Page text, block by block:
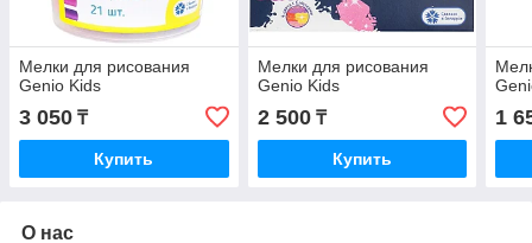
Мелки для рисования
Genio Kids
3 050 ₸
Купить
Мелки для рисования
Genio Kids
2 500₸
Купить
1
О нас